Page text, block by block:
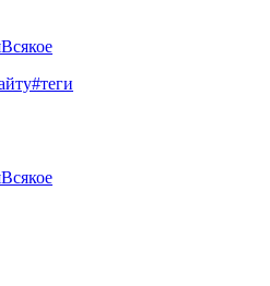
Всякое
#теги
Всякое